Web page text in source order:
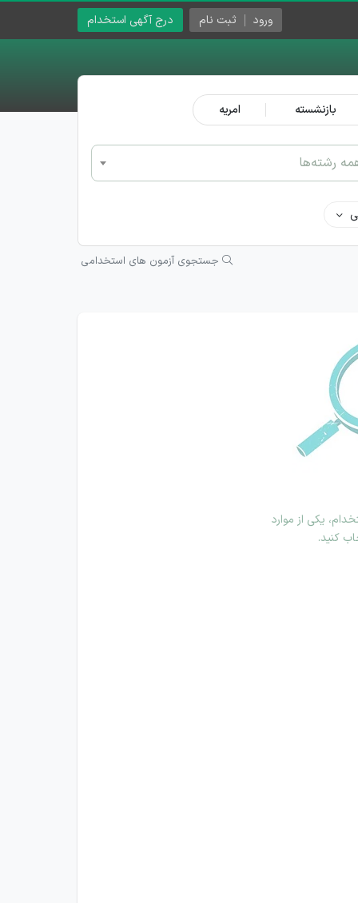
درج آگهی استخدام ورود ثبت نام
بازنشسته امریه
رشته‌ها
جستجوی آزمون های استخدامی
یکی از موارد
کنید.